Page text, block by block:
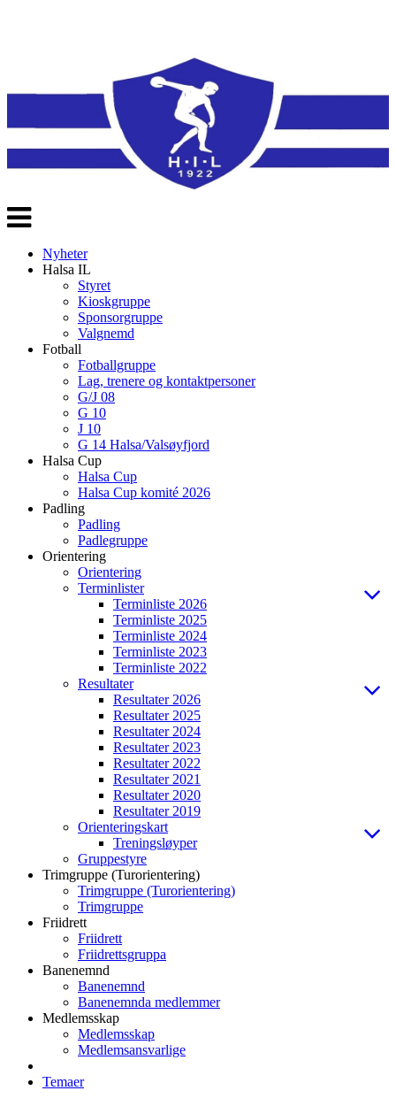
Veksle
navigasjon
Nyheter
Halsa IL
Styret
Kioskgruppe
Sponsorgruppe
Valgnemd
Fotball
Fotballgruppe
Lag, trenere og kontaktpersoner
G/J 08
G 10
J 10
G 14 Halsa/Valsøyfjord
Halsa Cup
Halsa Cup
Halsa Cup komité 2026
Padling
Padling
Padlegruppe
Orientering
Orientering
Terminlister
Terminliste 2026
Terminliste 2025
Terminliste 2024
Terminliste 2023
Terminliste 2022
Resultater
Resultater 2026
Resultater 2025
Resultater 2024
Resultater 2023
Resultater 2022
Resultater 2021
Resultater 2020
Resultater 2019
Orienteringskart
Treningsløyper
Gruppestyre
Trimgruppe (Turorientering)
Trimgruppe (Turorientering)
Trimgruppe
Friidrett
Friidrett
Friidrettsgruppa
Banenemnd
Banenemnd
Banenemnda medlemmer
Medlemsskap
Medlemsskap
Medlemsansvarlige
Temaer